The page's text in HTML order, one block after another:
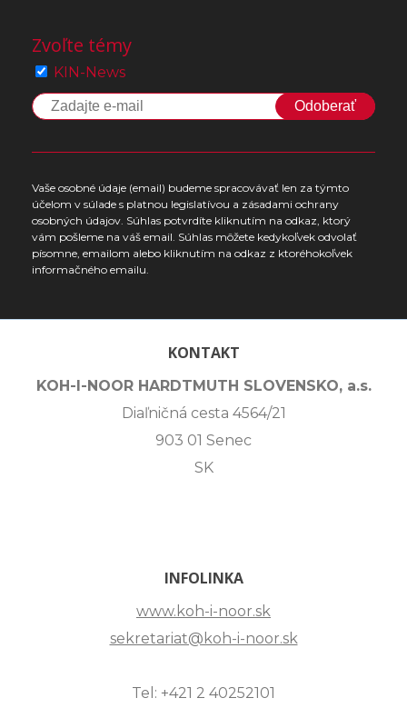
Zvoľte témy
KIN-News
Odoberať
Vaše osobné údaje (email) budeme spracovávať len za týmto
účelom v súlade s platnou legislatívou a zásadami ochrany
osobných údajov. Súhlas potvrdíte kliknutím na odkaz, ktorý
vám pošleme na váš email. Súhlas môžete kedykoľvek odvolať
písomne, emailom alebo kliknutím na odkaz z ktoréhokoľvek
informačného emailu.
KONTAKT
KOH-I-NOOR HARDTMUTH SLOVENSKO, a.s.
Diaľničná cesta 4564/21
903 01 Senec
SK
INFOLINKA
www.koh-i-noor.sk
sekretariat@koh-i-noor.sk
Tel: +421 2 40252101